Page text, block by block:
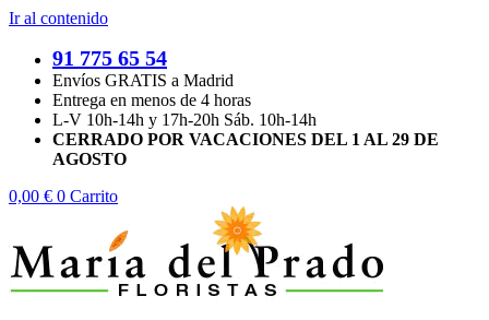
Ir al contenido
91 775 65 54
Envíos GRATIS a Madrid
Entrega en menos de 4 horas
L-V 10h-14h y 17h-20h Sáb. 10h-14h
CERRADO POR VACACIONES DEL 1 AL 29 DE
AGOSTO
0,00 € 0 Carrito